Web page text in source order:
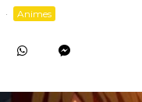
· Animes